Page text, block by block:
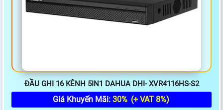
ĐẦU GHI 16 KÊNH 5IN1 DAHUA DHI- XVR4116HS-S2
Giá Khuyến Mãi: 30% (+ VAT 8%)